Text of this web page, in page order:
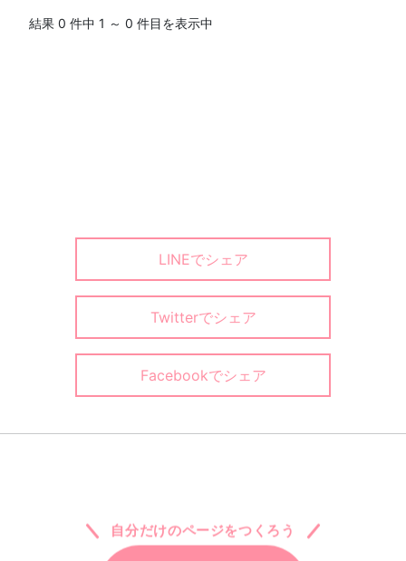
結果 0 件中 1 ～ 0 件目を表示中
LINEでシェア
Twitterでシェア
Facebookでシェア
自分だけのページをつくろう